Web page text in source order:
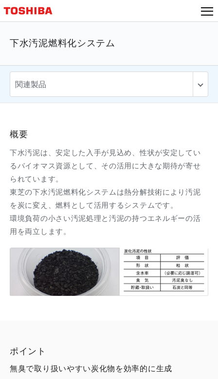
下水汚泥燃料化システム
概要
下水汚泥は、安定した入手が見込め、性状が安定してい
るバイオマス資源として、その活用に大きな期待が寄せ
られています。
東芝の下水汚泥燃料化システムは熱分解技術により汚泥
を炭に変え、燃料として活用するシステムです。
環境負荷の小さい汚泥処理と汚泥の持つエネルギーの活
用を両立します。
ポイント
無臭で取り扱いやすい炭化物を効率的に生成